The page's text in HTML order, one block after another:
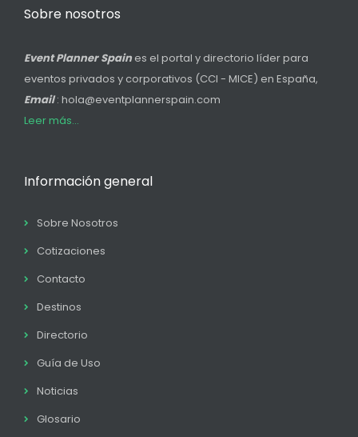
Sobre nosotros
Event Planner Spain es el portal y directorio líder para
eventos privados y corporativos (CCI - MICE) en España,
Email: hola@eventplannerspain.com
Leer más...
Información general
Sobre Nosotros
Cotizaciones
Contacto
Destinos
Directorio
Guía de Uso
Noticias
Glosario